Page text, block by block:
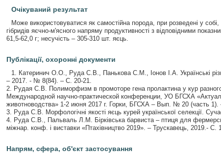
Очікуваний результат
Може використовуватися як самостійна порода, при розведені у собі,
гібридів яєчно-м'ясного напряму продуктивності з відповідними
61,5-62,0 г; несучість – 305-310 шт. яєць.
Публікації, охоронні документи
1. Катеринич О.О., Руда С.В., Панькова С.М., Іонов І.А. Українські
– 2017. - № 8(84). – С. 20-21.
2. Рудая С.В. Полиморфизм в промоторе гена пролактина у кур
Международной научно-практической конференции, УО БГСХА
животноводства» 1-2 июня 2017 г. Горки, БГСХА – Вып. № 20 (часть 1).
3. Руда С.В. Морфологічні якості яєць курей української селекції.
4. Руда С.В., Пальваль Л.М. Бірківська барвиста – птиця для
міжнар. конф. і виставки «Птахівництво 2019». – Трускавець, 2019.- С.
Напрям, сфера, об'єкт застосування